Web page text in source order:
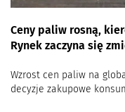
Ceny paliw rosną,
Rynek zaczyna się
Wzrost cen paliw na
decyzje zakupowe